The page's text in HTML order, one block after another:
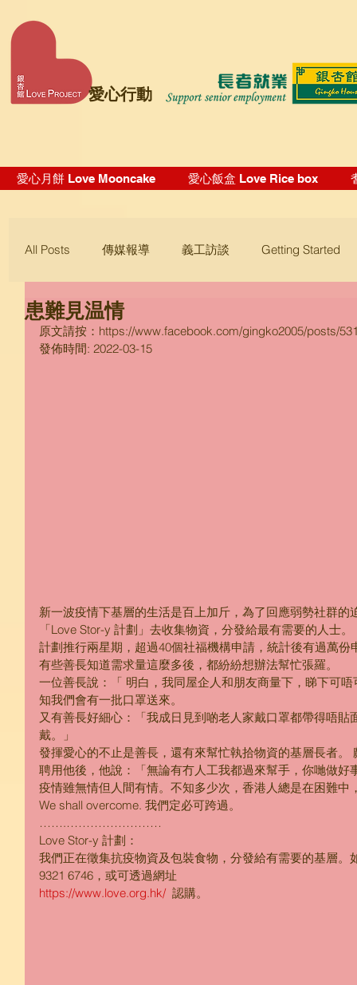
愛心行動
愛心月餅 Love Mooncake 愛心飯盒 Love Rice box
All Posts 傳媒報導 義工訪談 Getting Started
Blogging Tips
患難見温情
原文請按：https://www.facebook.com/gingko2005/posts/
發佈時間: 2022-03-15
新一波疫情下基層的生活是百上加斤，為了回應弱勢社群的
「Love Stor-y 計劃」去收集物資，分發給最有需要的人士。
計劃推行兩星期，超過40個社福機構申請，統計後有過萬
有些善長知道需求量這麼多後，都紛紛想辦法幫忙張羅。
一位善長說：「 明白，我同屋企人和朋友商量下，睇下可
知我們會有一批口罩送來。
又有善長好細心：「我成日見到啲老人家戴口罩都帶得唔
戴。」
發揮愛心的不止是善長，還有來幫忙執拾物資的基層長者。
聘用他後，他說：「無論有冇人工我都過來幫手，你哋做
疫情雖無情但人間有情。不知多少次，香港人總是在困難
We shall overcome. 我們定必可跨過。
…….……………………
Love Stor-y 計劃：
我們正在徵集抗疫物資及包裝食物，分發給有需要的基層
9321 6746，或可透過網址
https://www.love.org.hk/
  認購。